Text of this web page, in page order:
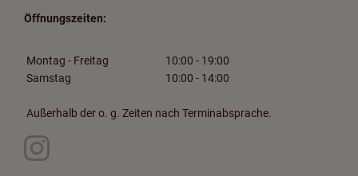
Öffnungszeiten:
Montag - Freitag
10:00 - 19:00
Samstag
10:00 - 14:00
Außerhalb der o. g. Zeiten nach Terminabsprache.